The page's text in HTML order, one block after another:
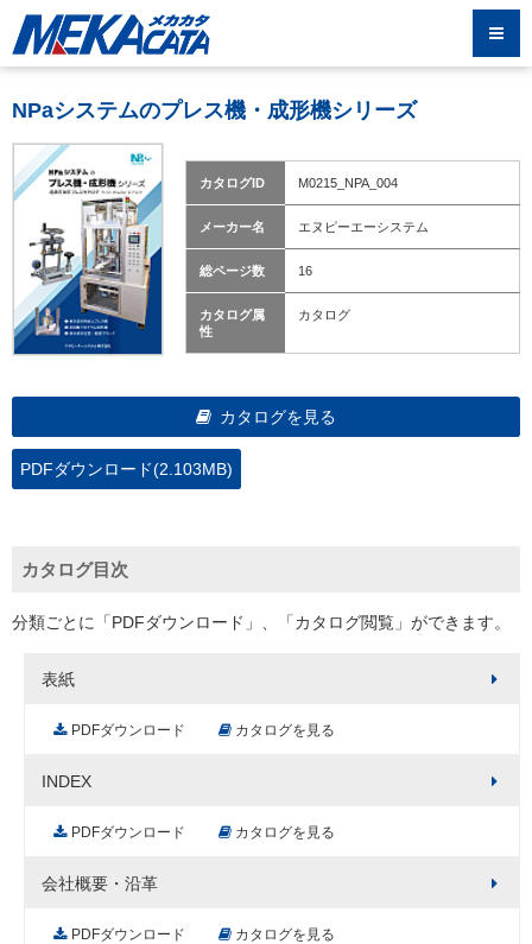
NPaシステムのプレス機・成形機シリーズ
カタログID M0215_NPA_004
メーカー名 エヌピーエーシステム
総ページ数 16
カタログ属
性
カタログ
カタログを見る
PDFダウンロード(2.103MB)
カタログ目次
分類ごとに「PDFダウンロード」、「カタログ閲覧」ができます。
表紙
PDFダウンロード カタログを見る
INDEX
PDFダウンロード カタログを見る
会社概要・沿革
PDFダウンロード カタログを見る